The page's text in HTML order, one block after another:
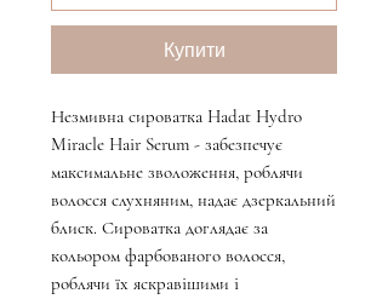
Купити
Незмивна сироватка Hadat Hydro
Miracle Hair Serum - забезпечує
максимальне зволоження, роблячи
волосся слухняним, надає дзеркальний
блиск. Сироватка доглядає за
кольором фарбованого волосся,
роблячи їх яскравішими і